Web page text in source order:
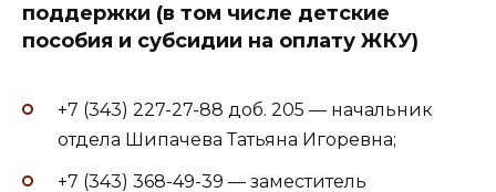
поддержки (в том числе детские
пособия и субсидии на оплату ЖКУ)
+7 (343) 227-27-88 доб. 205 — начальник
отдела Шипачева Татьяна Игоревна;
+7 (343) 368-49-39 — заместитель